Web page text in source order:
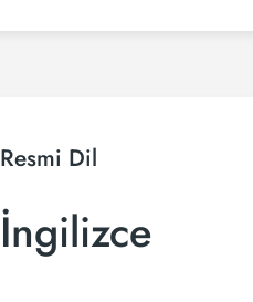
Resmi Dil
İngilizce